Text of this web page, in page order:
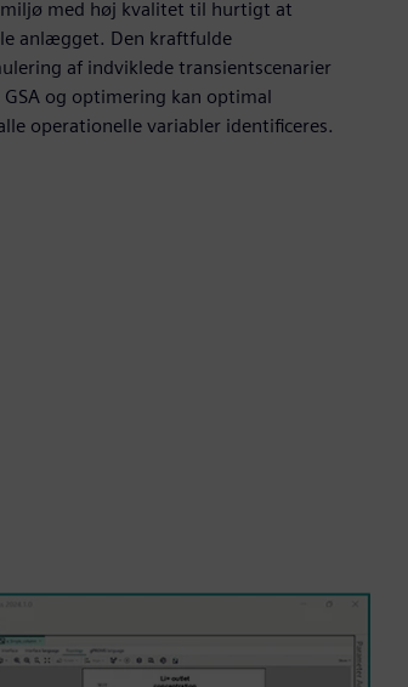
miljø med høj kvalitet til hurtigt at
anlægget. Den kraftfulde
af indviklede transientscenarier
og optimering kan optimal
operationelle variabler identificeres.